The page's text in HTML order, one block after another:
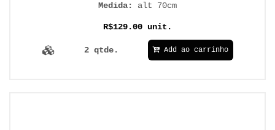
Medida: alt 70cm
R$129.00 unit.
2 qtde. Add ao carrinho